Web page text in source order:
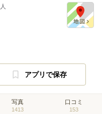
人
アプリで保存
写真
1413
口コミ
153